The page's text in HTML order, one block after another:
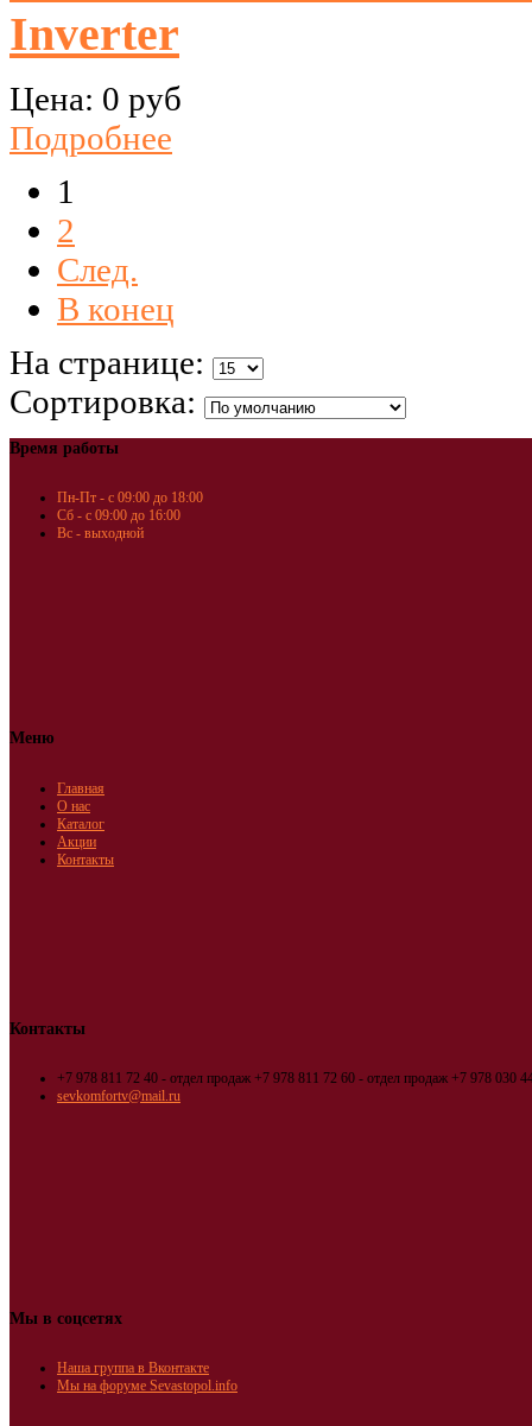
Inverter
Цена: 0 руб
Подробнее
1
2
След.
В конец
На странице:
Сортировка:
Время работы
Пн-Пт - с 09:00 до 18:00
Сб - с 09:00 до 16:00
Вс - выходной
Меню
Главная
О нас
Каталог
Акции
Контакты
Контакты
+7 978 811 72 40 - отдел продаж +7 978 811 72 60 - отдел продаж +7 978 030
sevkomfortv@mail.ru
Мы в соцсетях
Наша группа в Вконтакте
Мы на форуме Sevastopol.info